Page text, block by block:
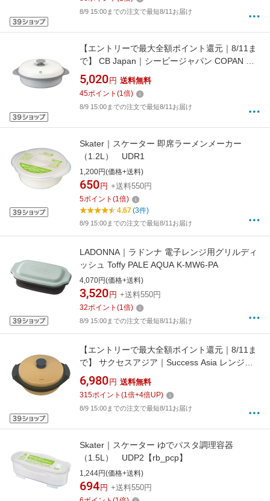
8/9 15:00までの注文で最短8/11お届け
【エントリーで最大全額ポイント還元｜8/11ま
で】 CB Japan｜シービージャパン COPAN レ
ンジグリル深型 蒸し皿付き 87355
5,020 円 送料無料
45ポイント (1倍)
8/9 15:00までの注文で最短8/11お届け
Skater｜スケーター 即席ラーメンメーカー
（1.2L） UDR1
1,200円(価格+送料)
650 円 +送料550円
5ポイント (1倍)
4.67(3件)
8/9 15:00までの注文で最短8/11お届け
LADONNA｜ラドンナ 電子レンジ用グリルディ
ッシュ Toffy PALE AQUA K-MW6-PA
4,070円(価格+送料)
3,520 円 +送料550円
32ポイント (1倍)
8/9 15:00までの注文で最短8/11お届け
【エントリーで最大全額ポイント還元｜8/11ま
で】 サクセスアジア｜Success Asia レンジク
ッキング 丸型3Pセット鍋(丸深型/浅型・蒸し
用トレー) ベージュ SA036(BG)
6,980 円 送料無料
315ポイント (1倍+4倍UP)
8/9 15:00までの注文で最短8/11お届け
Skater｜スケーター ゆでパスタ調理容器
（1.5L） UDP2【rb_pcp】
1,244円(価格+送料)
694 円 +送料550円